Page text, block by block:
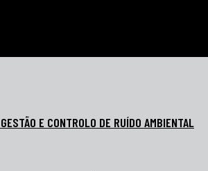
E CONTROLO DE RUÍDO AMBIENTAL